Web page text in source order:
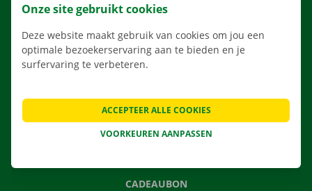
LOCATIES
APP
VERHUISOPLOSSINGEN
CONTACTEER ONS
VEELGESTELDE VRAGEN
CADEAUBON
Onze site gebruikt cookies
Deze website maakt gebruik van cookies om jou een
optimale bezoekerservaring aan te bieden en je
surfervaring te verbeteren.
VOORKEUREN AANPASSEN
ACCEPTEER ALLE COOKIES